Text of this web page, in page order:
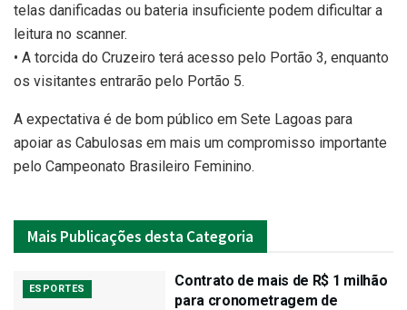
telas danificadas ou bateria insuficiente podem dificultar a
leitura no scanner.
• A torcida do Cruzeiro terá acesso pelo Portão 3, enquanto
os visitantes entrarão pelo Portão 5.
A expectativa é de bom público em Sete Lagoas para
apoiar as Cabulosas em mais um compromisso importante
pelo Campeonato Brasileiro Feminino.
Mais Publicações desta Categoria
ESPORTES
Contrato de mais de R$ 1 milhão
para cronometragem de